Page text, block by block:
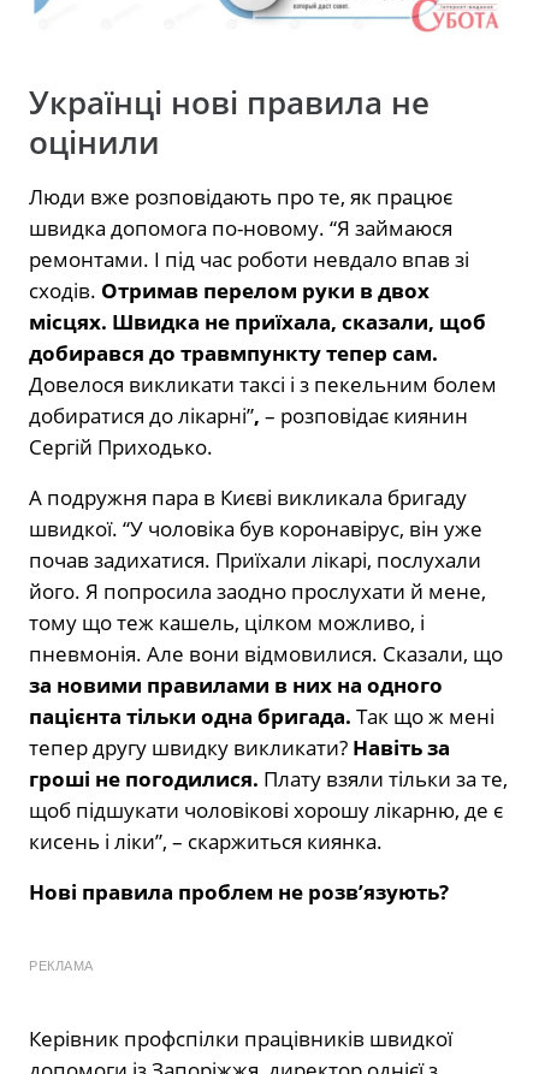
Українці нові правила не
оцінили
Люди вже розповідають про те, як працює
швидка допомога по-новому. “Я займаюся
ремонтами. І під час роботи невдало впав зі
сходів. Отримав перелом руки в двох
місцях. Швидка не приїхала, сказали, щоб
добирався до травмпункту тепер сам.
Довелося викликати таксі і з пекельним болем
добиратися до лікарні”, – розповідає киянин
Сергій Приходько.
А подружня пара в Києві викликала бригаду
швидкої. “У чоловіка був коронавірус, він уже
почав задихатися. Приїхали лікарі, послухали
його. Я попросила заодно прослухати й мене,
тому що теж кашель, цілком можливо, і
пневмонія. Але вони відмовилися. Сказали, що
за новими правилами в них на одного
пацієнта тільки одна бригада. Так що ж мені
тепер другу швидку викликати? Навіть за
гроші не погодилися. Плату взяли тільки за те,
щоб підшукати чоловікові хорошу лікарню, де є
кисень і ліки”, – скаржиться киянка.
Нові правила проблем не розв’язують?
РЕКЛАМА
Керівник профспілки працівників швидкої